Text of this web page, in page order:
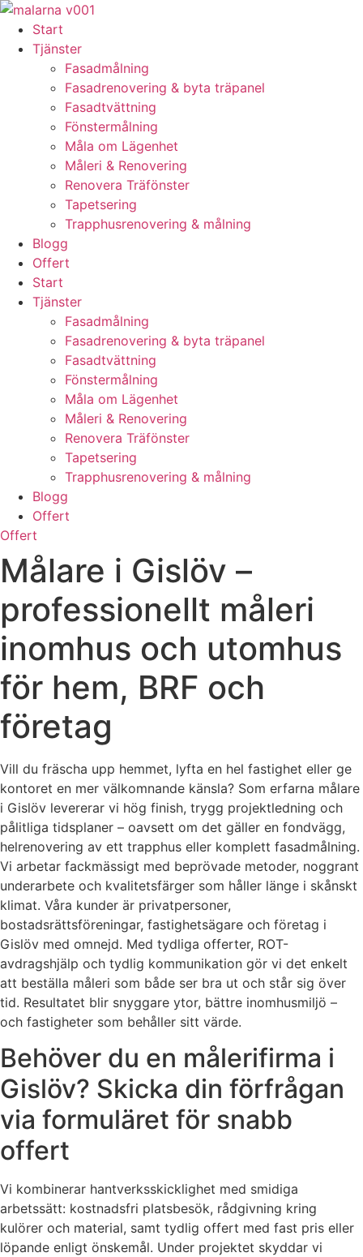
Skip
content
Start
Tjänster
Fasadmålning
Fasadrenovering & byta träpanel
Fasadtvättning
Fönstermålning
Måla om Lägenhet
Måleri & Renovering
Renovera Träfönster
Tapetsering
Trapphusrenovering & målning
Blogg
Offert
Start
Tjänster
Fasadmålning
Fasadrenovering & byta träpanel
Fasadtvättning
Fönstermålning
Måla om Lägenhet
Måleri & Renovering
Renovera Träfönster
Tapetsering
Trapphusrenovering & målning
Blogg
Offert
Offert
Målare i Gislöv –
professionellt måleri
inomhus och utomhus
för hem, BRF och
företag
Vill du fräscha upp hemmet, lyfta en hel fastighet eller ge
kontoret en mer välkomnande känsla? Som erfarna målare
i Gislöv levererar vi hög finish, trygg projektledning och
pålitliga tidsplaner – oavsett om det gäller en fondvägg,
helrenovering av ett trapphus eller komplett fasadmålning.
Vi arbetar fackmässigt med beprövade metoder, noggrant
underarbete och kvalitetsfärger som håller länge i skånskt
klimat. Våra kunder är privatpersoner,
bostadsrättsföreningar, fastighetsägare och företag i
Gislöv med omnejd. Med tydliga offerter, ROT-
avdragshjälp och tydlig kommunikation gör vi det enkelt
att beställa måleri som både ser bra ut och står sig över
tid. Resultatet blir snyggare ytor, bättre inomhusmiljö –
och fastigheter som behåller sitt värde.
Behöver du en målerifirma i
Gislöv? Skicka din förfrågan
via formuläret för snabb
offert
Vi kombinerar hantverksskicklighet med smidiga
arbetssätt: kostnadsfri platsbesök, rådgivning kring
kulörer och material, samt tydlig offert med fast pris eller
löpande enligt önskemål. Under projektet skyddar vi